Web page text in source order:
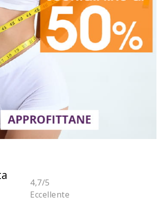
4,7/5
Eccellente